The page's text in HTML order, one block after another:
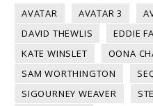
AVATAR AVATAR 3
DAVID THEWLIS
EDDIE
KATE WINSLET
OONA
SAM WORTHINGTON
SIGOURNEY WEAVER